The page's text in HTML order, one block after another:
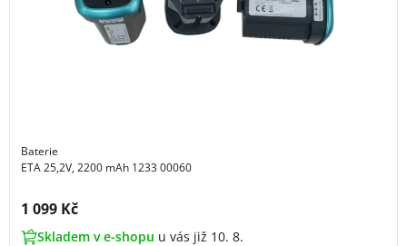
Baterie
ETA 25,2V, 2200 mAh 1233 00060
Cena s DPH:
1 099 Kč
Skladem v e-shopu u vás již 10. 8.